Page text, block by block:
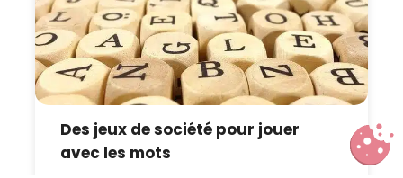
Des jeux de société pour jouer
avec les mots